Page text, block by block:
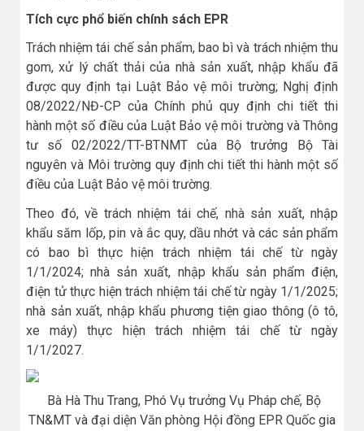
Tích cực phổ biến chính sách EPR
Trách nhiệm tái chế sản phẩm, bao bì và trách nhiệm thu
gom, xử lý chất thải của nhà sản xuất, nhập khẩu đã
được quy định tại Luật Bảo vệ môi trường; Nghị định
08/2022/NĐ-CP của Chính phủ quy định chi tiết thi
hành một số điều của Luật Bảo vệ môi trường và Thông
tư số 02/2022/TT-BTNMT của Bộ trưởng Bộ Tài
nguyên và Môi trường quy định chi tiết thi hành một số
điều của Luật Bảo vệ môi trường.
Theo đó, về trách nhiệm tái chế, nhà sản xuất, nhập
khẩu săm lốp, pin và ắc quy, dầu nhớt và các sản phẩm
có bao bì thực hiện trách nhiệm tái chế từ ngày
1/1/2024; nhà sản xuất, nhập khẩu sản phẩm điện,
điện tử thực hiện trách nhiệm tái chế từ ngày 1/1/2025;
nhà sản xuất, nhập khẩu phương tiện giao thông (ô tô,
xe máy) thực hiện trách nhiệm tái chế từ ngày
1/1/2027.
Bà Hà Thu Trang, Phó Vụ trưởng Vụ Pháp chế, Bộ
TN&MT và đại diện Văn phòng Hội đồng EPR Quốc gia